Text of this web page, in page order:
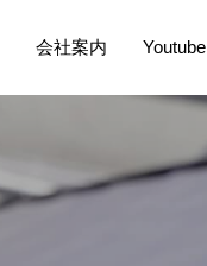
会社案内 Youtube